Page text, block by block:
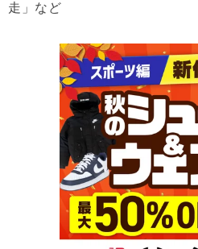
走」など